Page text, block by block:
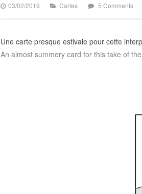
03/02/2019 Cartes 5 Comments
Une carte presque estivale pour cette
An almost summery card for this take of